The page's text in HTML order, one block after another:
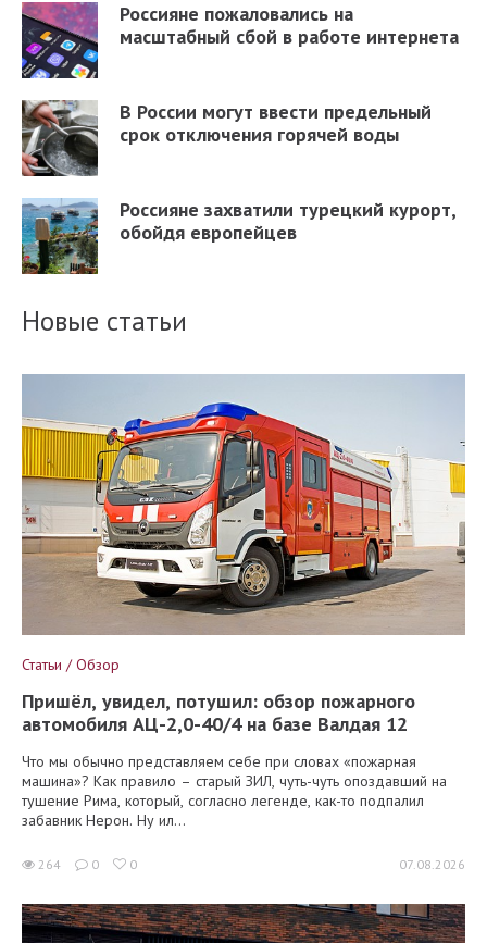
Россияне пожаловались на
масштабный сбой в работе интернета
В России могут ввести предельный
срок отключения горячей воды
Россияне захватили турецкий курорт,
обойдя европейцев
Новые статьи
Статьи / Обзор
Пришёл, увидел, потушил: обзор пожарного
автомобиля АЦ-2,0-40/4 на базе Валдая 12
Что мы обычно представляем себе при словах «пожарная
машина»? Как правило – старый ЗИЛ, чуть-чуть опоздавший на
тушение Рима, который, согласно легенде, как-то подпалил
забавник Нерон. Ну ил...
264 0 0 07.08.2026